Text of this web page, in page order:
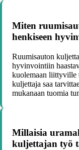
Miten
henkiseen
Ruumisauton
hyvinvointiin
kuolemaan liittyville
kuljettaja saa
mukanaan tuomia
Millaisia
kuljettajan työ